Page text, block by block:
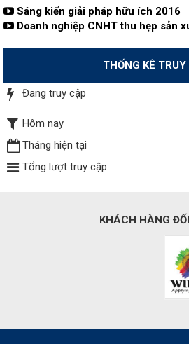
Sáng kiến giải pháp hữu ích 2016
Doanh nghiệp CNHT thu hẹp sản
THỐNG KÊ TRUY
Đang truy cập
Hôm nay
Tháng hiện tại
Tổng lượt truy cập
KHÁCH HÀNG